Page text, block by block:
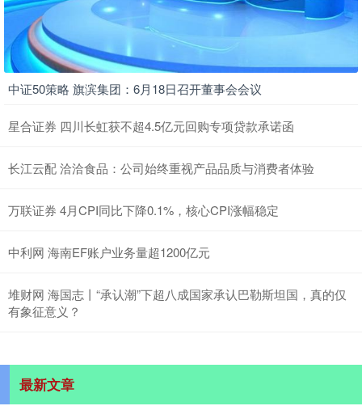
中证50策略 旗滨集团：6月18日召开董事会会议
星合证券 四川长虹获不超4.5亿元回购专项贷款承诺函
长江云配 洽洽食品：公司始终重视产品品质与消费者体验
万联证券 4月CPI同比下降0.1%，核心CPI涨幅稳定
中利网 海南EF账户业务量超1200亿元
堆财网 海国志丨“承认潮”下超八成国家承认巴勒斯坦国，真的仅
有象征意义？
最新文章